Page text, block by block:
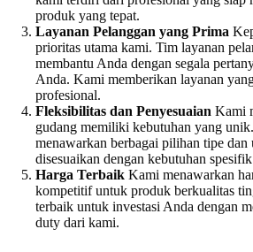
produk yang tepat.
Layanan Pelanggan yang Prima
prioritas utama kami. Tim layanan
membantu Anda dengan segala
Anda. Kami memberikan layanan
profesional.
Fleksibilitas dan Penyesuaian Kami
gudang memiliki kebutuhan yang
menawarkan berbagai pilihan tipe dan
disesuaikan dengan kebutuhan
Harga Terbaik Kami menawarkan
kompetitif untuk produk berkualitas
terbaik untuk investasi Anda dengan
duty dari kami.